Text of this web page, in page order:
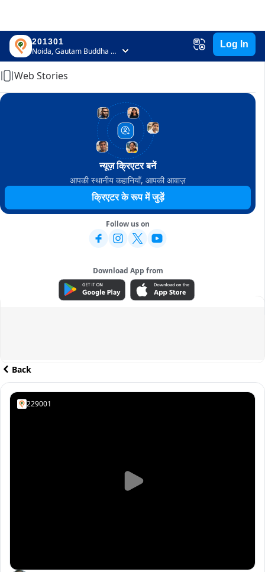
201301
Noida, Gautam Buddha Nagar, Uttar Pradesh
Log In
Home
Web Stories
न्यूज़ क्रिएटर बनें
आपकी स्थानीय कहानियाँ, आपकी आवाज़
क्रिएटर के रूप में जुड़ें
Follow us on
Download App from
ADVERTISEMENT
Back
229001